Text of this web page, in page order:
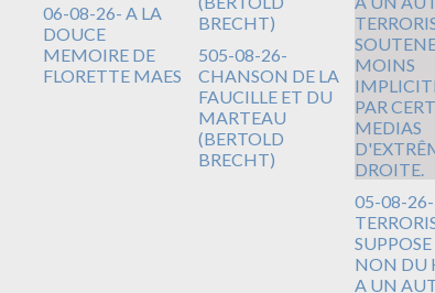
06-08-26- A LA
DOUCE
MEMOIRE DE
FLORETTE MAES
505-08-26-
CHANSON DE LA
FAUCILLE ET DU
MARTEAU
(BERTOLD
BRECHT)
05-08-
NON DU
A UN